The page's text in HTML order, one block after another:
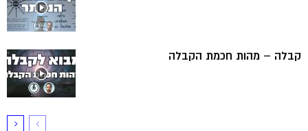
קבלה – מהות חכמת הקבלה